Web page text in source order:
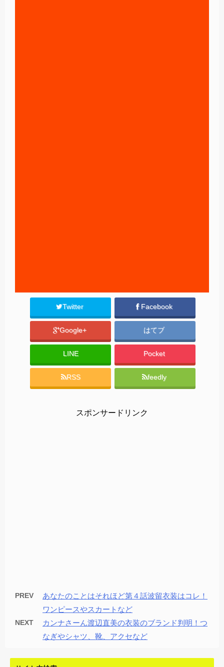
Twitter Facebook
Google+ はてブ
LINE Pocket
RSS feedly
スポンサードリンク
PREV
あなたのことはそれほど第４話波留衣装はコレ！
ワンピースやスカートなど
NEXT
カンナさーん渡辺直美の衣装のブランド判明！つ
なぎやシャツ、靴、アクセなど